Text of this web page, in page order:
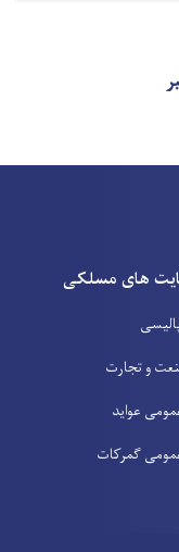
های مسلکی
و تجارت
عواید
گمرکات